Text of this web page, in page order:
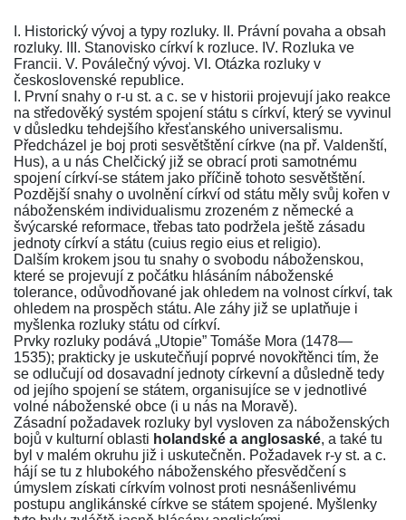
I. Historický vývoj a typy rozluky. II. Právní povaha a obsah
rozluky. III. Stanovisko církví k rozluce. IV. Rozluka ve
Francii. V. Poválečný vývoj. VI. Otázka rozluky v
československé republice.
I. První snahy o r-u st. a c. se v historii projevují jako reakce
na středověký systém spojení státu s církví, který se vyvinul
v důsledku tehdejšího křesťanského universalismu.
Předcházel je boj proti sesvětštění církve (na př. Valdenští,
Hus), a u nás Chelčický již se obrací proti samotnému
spojení církví-se státem jako příčině tohoto sesvětštění.
Pozdější snahy o uvolnění církví od státu měly svůj kořen v
náboženském individualismu zrozeném z německé a
švýcarské reformace, třebas tato podržela ještě zásadu
jednoty církví a státu (cuius regio eius et religio).
Dalším krokem jsou tu snahy o svobodu náboženskou,
které se projevují z počátku hlásáním náboženské
tolerance, odůvodňované jak ohledem na volnost církví, tak
ohledem na prospěch státu. Ale záhy již se uplatňuje i
myšlenka rozluky státu od církví.
Prvky rozluky podává „Utopie” Tomáše Mora (1478—
1535); prakticky je uskutečňují poprvé novokřtěnci tím, že
se odlučují od dosavadní jednoty církevní a důsledně tedy
od jejího spojení se státem, organisujíce se v jednotlivé
volné náboženské obce (i u nás na Moravě).
Zásadní požadavek rozluky byl vysloven za náboženských
bojů v kulturní oblasti holandské a anglosaské, a také tu
byl v malém okruhu již i uskutečněn. Požadavek r-y st. a c.
hájí se tu z hlubokého náboženského přesvědčení s
úmyslem získati církvím volnost proti nesnášenlivému
postupu anglikánské církve se státem spojené. Myšlenky